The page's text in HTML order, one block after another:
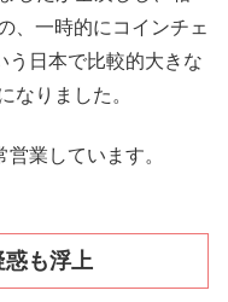
、一時的にコインチェ
う日本で比較的大きな
なりました。
業しています。
惑も浮上